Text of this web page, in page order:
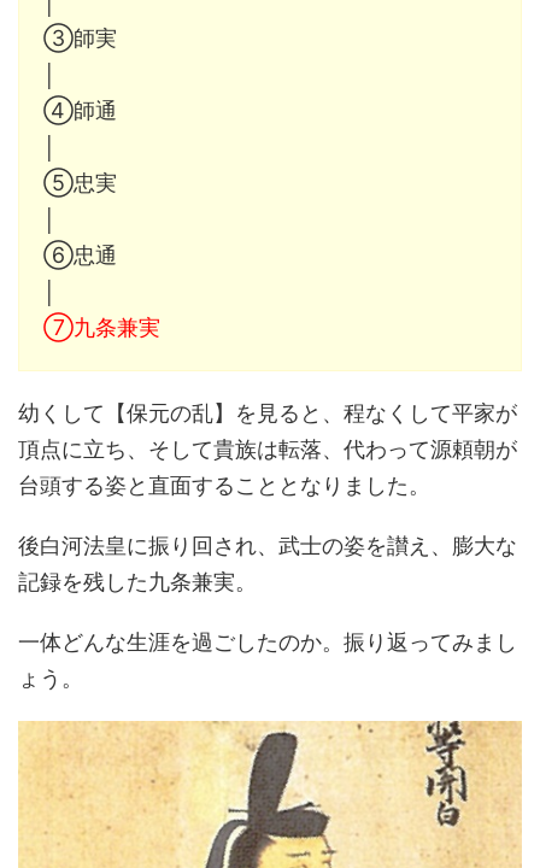
③師実
④師通
⑤忠実
⑥忠通
⑦九条兼実
幼くして【保元の乱】を見ると、程なくして平家が
頂点に立ち、そして貴族は転落、代わって源頼朝が
台頭する姿と直面することとなりました。
後白河法皇に振り回され、武士の姿を讃え、膨大な
記録を残した九条兼実。
一体どんな生涯を過ごしたのか。振り返ってみまし
ょう。